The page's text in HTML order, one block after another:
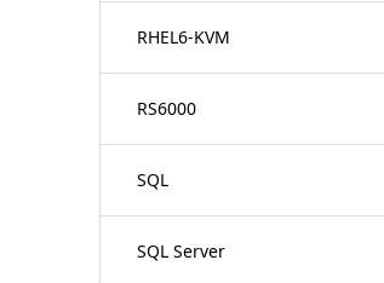
RHEL6-KVM
RS6000
SQL
SQL Server